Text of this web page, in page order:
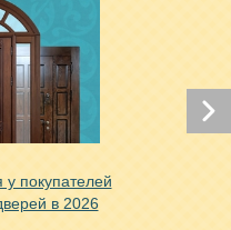
у покупателей
в 2026